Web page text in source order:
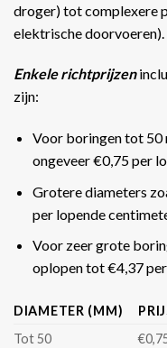
droger) tot complexere
elektrische doorvoeren).
Enkele richtprijzen
zijn:
Voor boringen tot 50
ongeveer €0,75 per
Grotere diameters
per lopende
Voor zeer grote
oplopen tot €4,37
DIAMETER (MM)
Tot 50